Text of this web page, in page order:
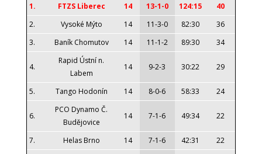
1.
FTZS Liberec 14 13-1-0 124:15
40
2.
Vysoké Mýto 14 11-3-0 82:30
36
3.
Baník Chomutov 14 11-1-2 89:30 34
4.
Rapid Ústní n.
Labem
14 9-2-3 30:22 29
5. Tango Hodonín 14 8-0-6 58:33 24
6.
PCO Dynamo Č.
Budějovice
14 7-1-6 49:34 22
7. Helas Brno 14 7-1-6 42:31
22